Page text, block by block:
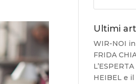
Ultimi
WIR-NOI in
FRIDA
HEIBEL e il